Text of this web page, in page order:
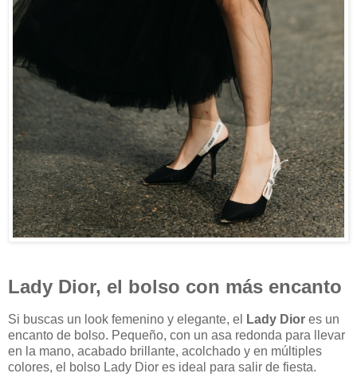
Lady Dior, el bolso con más encanto
Si buscas un look femenino y elegante, el Lady Dior es un
encanto de bolso. Pequeño, con un asa redonda para llevar
en la mano, acabado brillante, acolchado y en múltiples
colores, el bolso Lady Dior es ideal para salir de fiesta.